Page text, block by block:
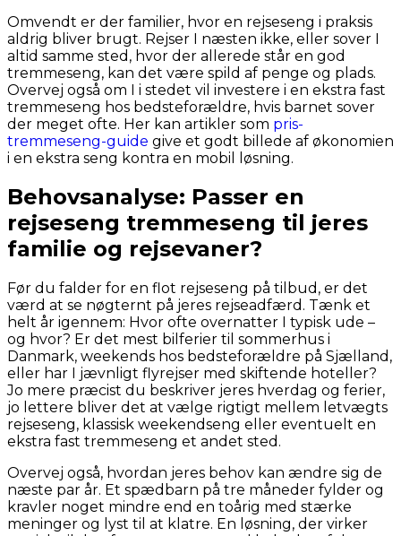
Omvendt er der familier, hvor en rejseseng i praksis
aldrig bliver brugt. Rejser I næsten ikke, eller sover I
altid samme sted, hvor der allerede står en god
tremmeseng, kan det være spild af penge og plads.
Overvej også om I i stedet vil investere i en ekstra fast
tremmeseng hos bedsteforældre, hvis barnet sover
der meget ofte. Her kan artikler som pris-
tremmeseng-guide give et godt billede af økonomien
i en ekstra seng kontra en mobil løsning.
Behovsanalyse: Passer en
rejseseng tremmeseng til jeres
familie og rejsevaner?
Før du falder for en flot rejseseng på tilbud, er det
værd at se nøgternt på jeres rejseadfærd. Tænk et
helt år igennem: Hvor ofte overnatter I typisk ude –
og hvor? Er det mest bilferier til sommerhus i
Danmark, weekends hos bedsteforældre på Sjælland,
eller har I jævnligt flyrejser med skiftende hoteller?
Jo mere præcist du beskriver jeres hverdag og ferier,
jo lettere bliver det at vælge rigtigt mellem letvægts
rejseseng, klassisk weekendseng eller eventuelt en
ekstra fast tremmeseng et andet sted.
Overvej også, hvordan jeres behov kan ændre sig de
næste par år. Et spædbarn på tre måneder fylder og
kravler noget mindre end en toårig med stærke
meninger og lyst til at klatre. En løsning, der virker